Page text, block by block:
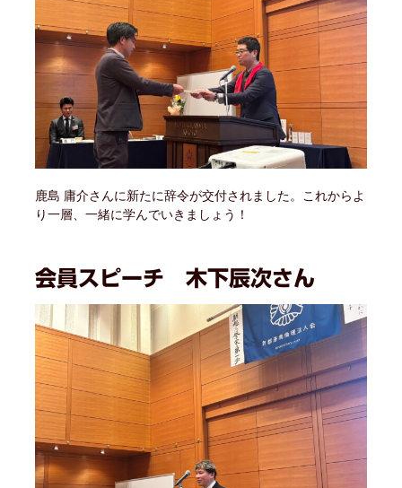
鹿島 庸介さんに新たに辞令が交付されました。これからよ
り一層、一緒に学んでいきましょう！
会員スピーチ 木下辰次さん